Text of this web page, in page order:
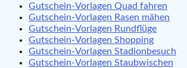
Gutschein-Vorlagen Quad fahren
Gutschein-Vorlagen Rasen mähen
Gutschein-Vorlagen Rundflüge
Gutschein-Vorlagen Shopping
Gutschein-Vorlagen Stadionbesuch
Gutschein-Vorlagen Staubwischen